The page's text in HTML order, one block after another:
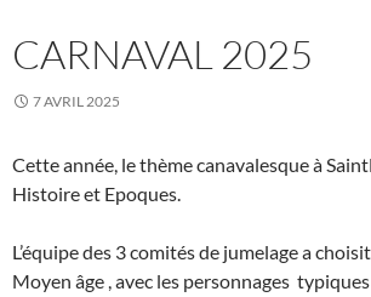
CARNAVAL 2025
7 AVRIL 2025
Cette année, le thème canavalesque à
Histoire et Epoques.
L’équipe des 3 comités de jumelage a
Moyen âge , avec les personnages